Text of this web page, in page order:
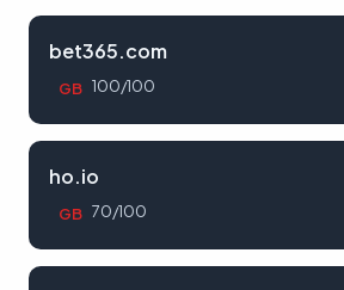
bet365.com
GB 100/100
ho.io
GB 70/100